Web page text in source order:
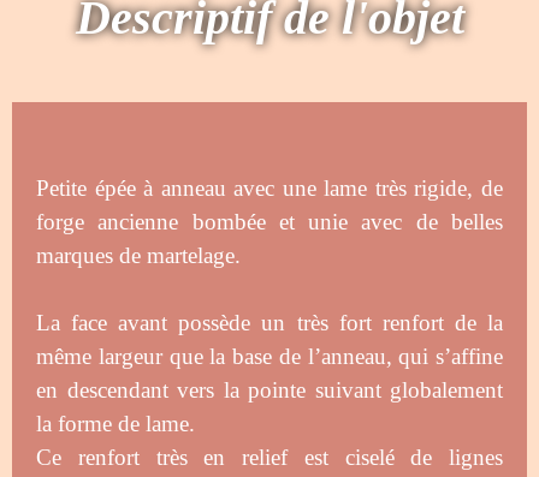
Descriptif de l'objet
Petite épée à anneau avec une lame très rigide, de
forge ancienne bombée et unie avec de belles
marques de martelage.
La face avant possède un très fort renfort de la
même largeur que la base de l’anneau, qui s’affine
en descendant vers la pointe suivant globalement
la forme de lame.
Ce renfort très en relief est ciselé de lignes